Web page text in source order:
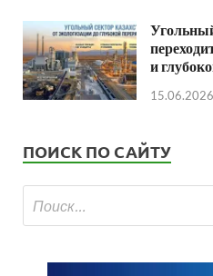
и
15.06.2026
ПОИСК ПО САЙТУ